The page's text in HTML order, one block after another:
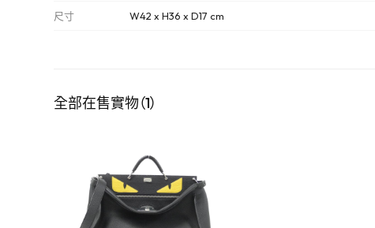
尺寸 W42 x H36 x D17 cm
全部在售實物（1）